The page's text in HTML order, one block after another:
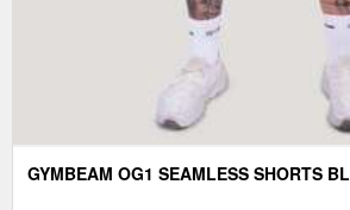
GYMBEAM OG1 SEAMLESS SHORTS